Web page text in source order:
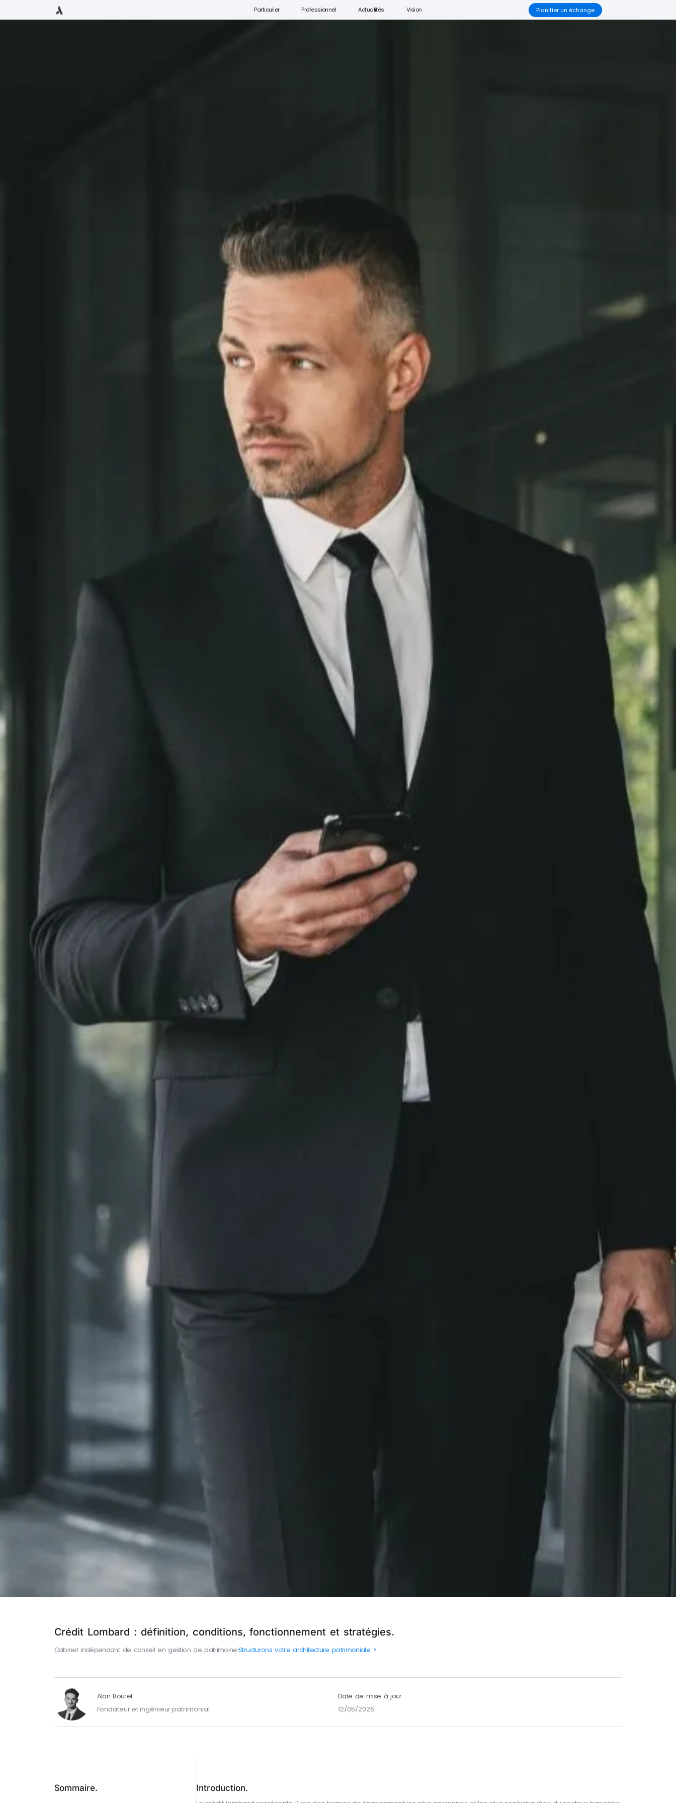
Particulier Professionnel Actualités Vision Planifier un échange
Crédit Lombard : définition, conditions, fonctionnement et stratégies.
Cabinet indépendant de conseil en gestion de patrimoine⸱Structurons votre architecture patrimoniale >
Alan Bourel
Fondateur et ingénieur patrimonial
Date de mise à jour :
12/05/2026
Sommaire. Introduction.